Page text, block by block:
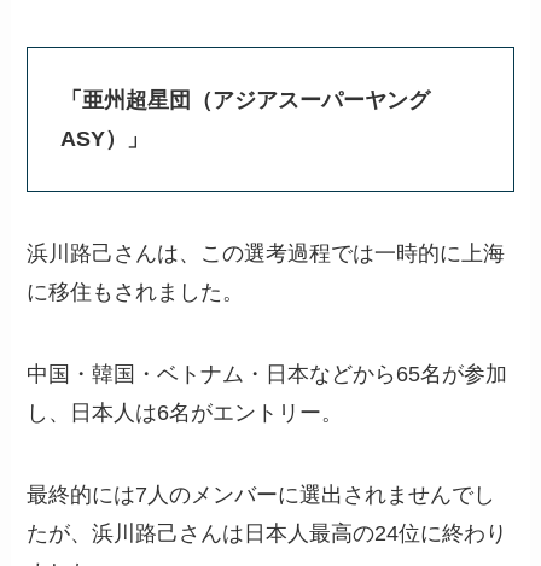
「亜州超星団（アジアスーパーヤング
ASY）」
浜川路己さんは、この選考過程では一時的に上海
に移住もされました。
中国・韓国・ベトナム・日本などから65名が参加
し、日本人は6名がエントリー。
最終的には7人のメンバーに選出されませんでし
たが、浜川路己さんは日本人最高の24位に終わり